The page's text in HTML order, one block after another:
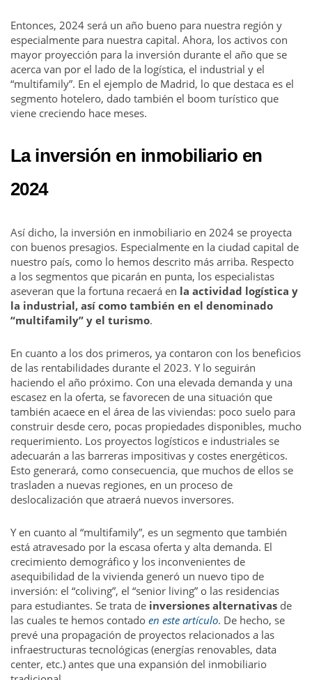
Entonces, 2024 será un año bueno para nuestra región y
especialmente para nuestra capital. Ahora, los activos con
mayor proyección para la inversión durante el año que se
acerca van por el lado de la logística, el industrial y el
“multifamily”. En el ejemplo de Madrid, lo que destaca es el
segmento hotelero, dado también el boom turístico que
viene creciendo hace meses.
La inversión en inmobiliario en
2024
Así dicho, la inversión en inmobiliario en 2024 se proyecta
con buenos presagios. Especialmente en la ciudad capital de
nuestro país, como lo hemos descrito más arriba. Respecto
a los segmentos que picarán en punta, los especialistas
aseveran que la fortuna recaerá en la actividad logística y
la industrial, así como también en el denominado
“multifamily” y el turismo.
En cuanto a los dos primeros, ya contaron con los beneficios
de las rentabilidades durante el 2023. Y lo seguirán
haciendo el año próximo. Con una elevada demanda y una
escasez en la oferta, se favorecen de una situación que
también acaece en el área de las viviendas: poco suelo para
construir desde cero, pocas propiedades disponibles, mucho
requerimiento. Los proyectos logísticos e industriales se
adecuarán a las barreras impositivas y costes energéticos.
Esto generará, como consecuencia, que muchos de ellos se
trasladen a nuevas regiones, en un proceso de
deslocalización que atraerá nuevos inversores.
Y en cuanto al “multifamily”, es un segmento que también
está atravesado por la escasa oferta y alta demanda. El
crecimiento demográfico y los inconvenientes de
asequibilidad de la vivienda generó un nuevo tipo de
inversión: el “coliving”, el “senior living” o las residencias
para estudiantes. Se trata de inversiones alternativas de
las cuales te hemos contado en este artículo. De hecho, se
prevé una propagación de proyectos relacionados a las
infraestructuras tecnológicas (energías renovables, data
center, etc.) antes que una expansión del inmobiliario